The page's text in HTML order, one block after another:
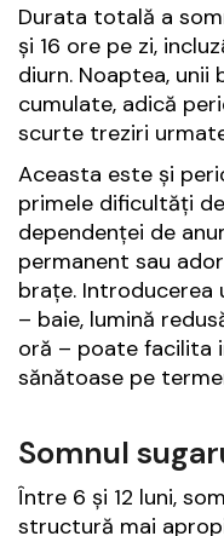
Durata totală a
și 16 ore pe zi,
diurn. Noaptea,
cumulate, adică
scurte treziri
Aceasta este și
primele dificultăți
dependenței de
permanent sau
brațe. Introducerea
– baie, lumină
oră – poate facilita
sănătoase pe
Somnul
Între 6 și 12 luni,
structură mai